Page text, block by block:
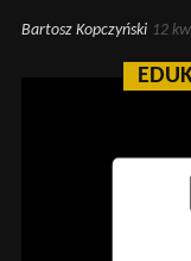
Bartosz Kopczyński 12